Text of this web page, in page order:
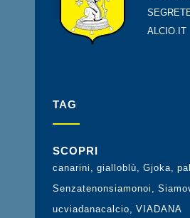
ALCIO.IT
TAG
SCOPRI
canarini gialloblù Gjoka
Senzatenonsiamonoi
ucviadanacalcio
VIADANA